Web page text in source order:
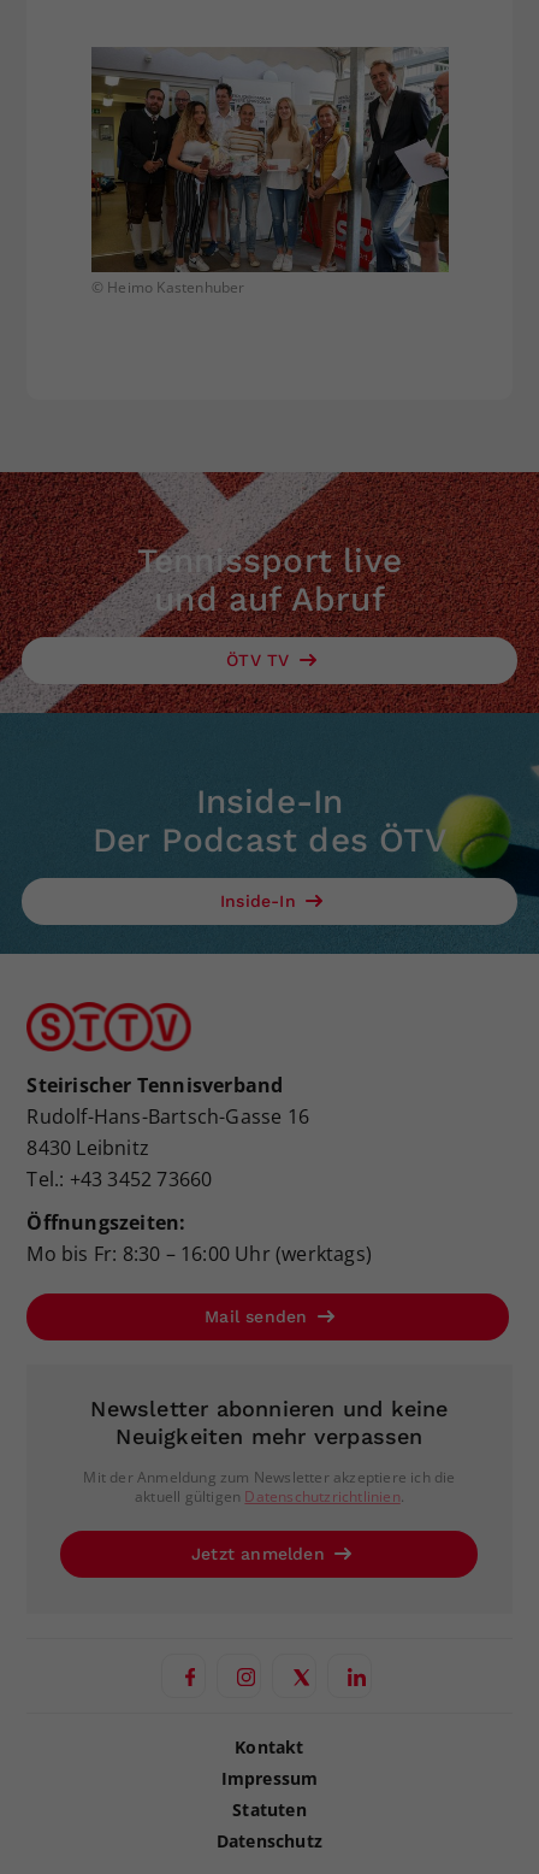
© Heimo Kastenhuber
Tennissport live
und auf Abruf
ÖTV TV
Inside-In
Der Podcast des ÖTV
Inside-In
Steirischer Tennisverband
Rudolf-Hans-Bartsch-Gasse 16
8430 Leibnitz
Tel.: +43 3452 73660
Öffnungszeiten:
Mo bis Fr: 8:30 – 16:00 Uhr (werktags)
Mail senden
Newsletter abonnieren und keine
Neuigkeiten mehr verpassen
Mit der Anmeldung zum Newsletter akzeptiere ich die
aktuell gültigen Datenschutzrichtlinien.
Jetzt anmelden
Kontakt
Impressum
Statuten
Datenschutz